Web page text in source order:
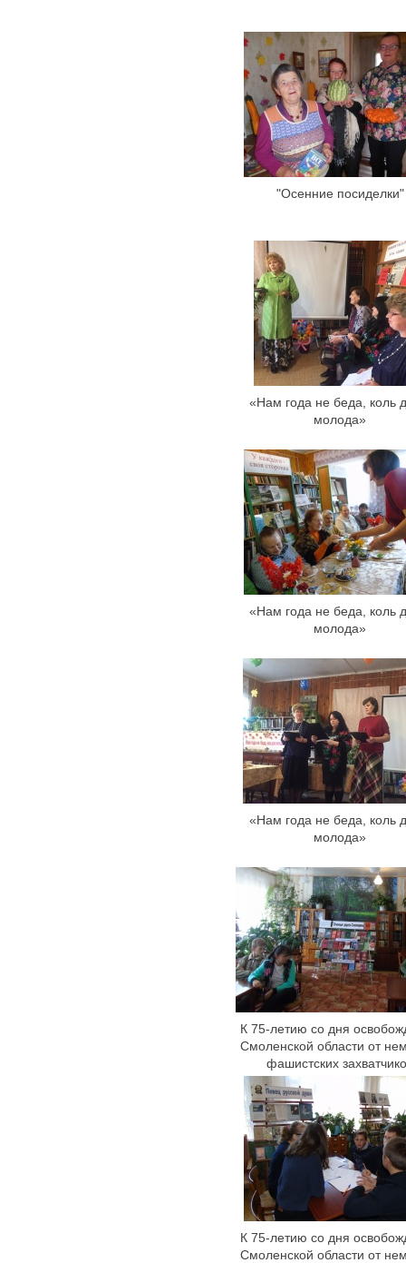
"Осенние посиделки"
«Нам года не беда, коль
молода»
«Нам года не беда, коль
молода»
«Нам года не беда, коль
молода»
К 75-летию со дня
Смоленской области от
фашистских
К 75-летию со дня
Смоленской области от